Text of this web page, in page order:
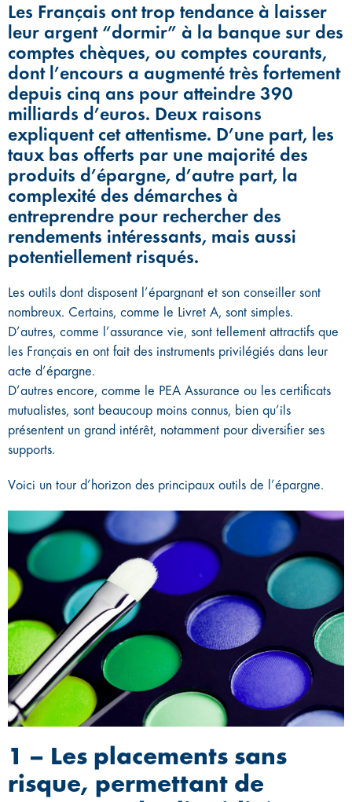
Les Français ont trop tendance à laisser
leur argent “dormir” à la banque sur des
comptes chèques, ou comptes courants,
dont l’encours a augmenté très fortement
depuis cinq ans pour atteindre 390
milliards d’euros. Deux raisons
expliquent cet attentisme. D’une part, les
taux bas offerts par une majorité des
produits d’épargne, d’autre part, la
complexité des démarches à
entreprendre pour rechercher des
rendements intéressants, mais aussi
potentiellement risqués.
Les outils dont disposent l’épargnant et son conseiller sont
nombreux. Certains, comme le Livret A, sont simples.
D’autres, comme l’assurance vie, sont tellement attractifs que
les Français en ont fait des instruments privilégiés dans leur
acte d’épargne.
D’autres encore, comme le PEA Assurance ou les certificats
mutualistes, sont beaucoup moins connus, bien qu’ils
présentent un grand intérêt, notamment pour diversifier ses
supports.
Voici un tour d’horizon des principaux outils de l’épargne.
1 – Les placements sans
risque, permettant de